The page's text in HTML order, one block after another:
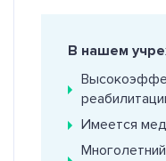
В нашем
Имеется